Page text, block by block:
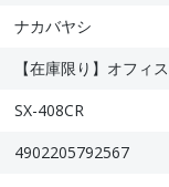
ナカバヤシ
【在庫限り】オフィ
SX-408CR
4902205792567